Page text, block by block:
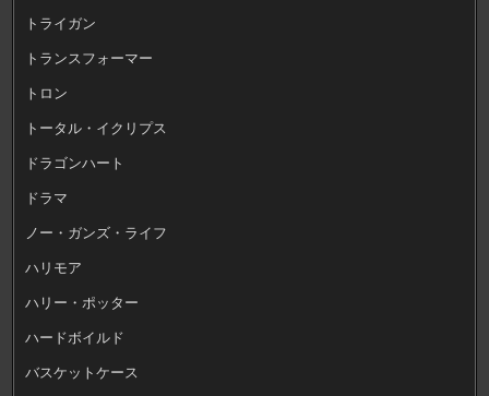
トライガン
トランスフォーマー
トロン
トータル・イクリプス
ドラゴンハート
ドラマ
ノー・ガンズ・ライフ
ハリモア
ハリー・ポッター
ハードボイルド
バスケットケース